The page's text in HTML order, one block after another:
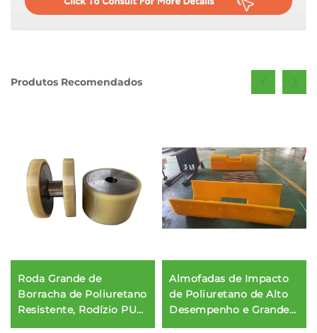
Produtos Recomendados
Roda Grande de
Borracha de Poliuretano
Resistente, Rodízio PU
para Equipamentos
Almofadas de Impacto
de Poliuretano de Alto
Desempenho e Grande
Durabilidade, Almofadas